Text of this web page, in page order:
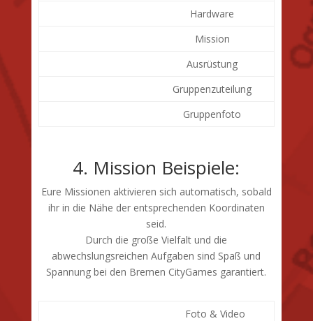
Hardware
Mission
Ausrüstung
Gruppenzuteilung
Gruppenfoto
4. Mission Beispiele:
Eure Missionen aktivieren sich automatisch, sobald
ihr in die Nähe der entsprechenden Koordinaten
seid.
Durch die große Vielfalt und die
abwechslungsreichen Aufgaben sind Spaß und
Spannung bei den Bremen CityGames garantiert.
Foto & Video